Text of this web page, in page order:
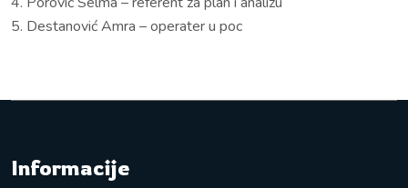
5. Destanović Amra – operater u poc
Informacije